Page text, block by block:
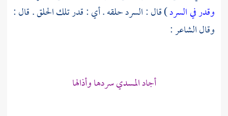
وقدر في السرد) قال : السرد حلقه . أي : قدر تلك الحلق . قال :
وقال الشاعر :
أجاد المسدي سردها وأذالها